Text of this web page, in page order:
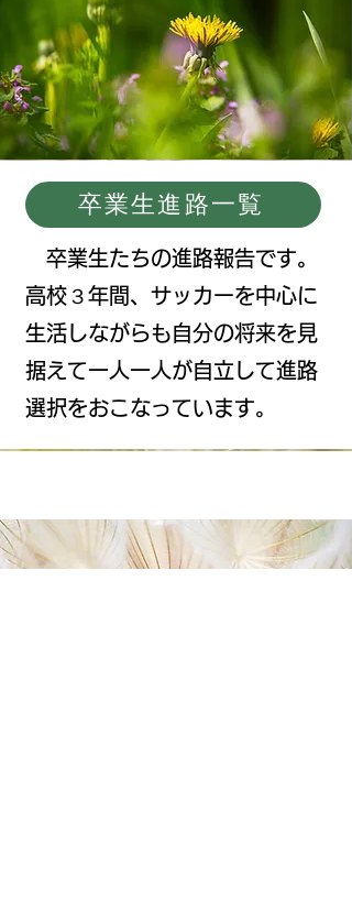
卒業生進路一覧
卒業生たちの進路報告です。
高校３年間、サッカーを中心に
生活しながらも自分の将来を見
据えて一人一人が自立して進路
選択をおこなっています。